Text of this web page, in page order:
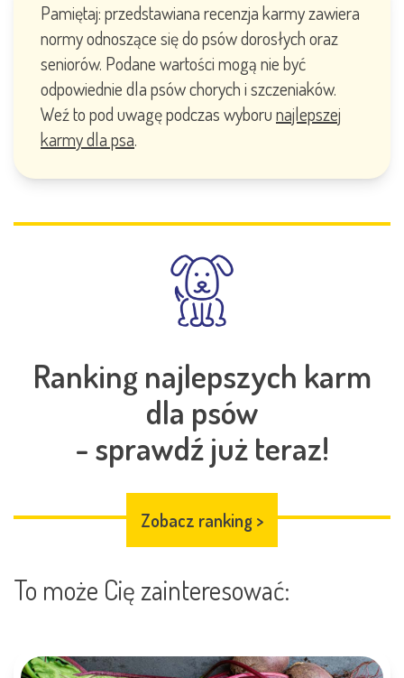
Pamiętaj: przedstawiana recenzja karmy zawiera
normy odnoszące się do psów dorosłych oraz
seniorów. Podane wartości mogą nie być
odpowiednie dla psów chorych i szczeniaków.
Weź to pod uwagę podczas wyborunajlepszej
karmy dla psa.
Ranking najlepszych karm
dla psów
- sprawdź już teraz!
Zobacz ranking >
To może Cię zainteresować: